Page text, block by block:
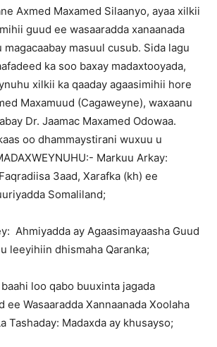
Axmed Maxamed Silaanyo, ayaa xilkii
guud ee wasaaradda xanaanada
masuul cusub. Sida lagu
ka soo baxay madaxtooyada,
xilkii ka qaaday agaasimihii hore
Maxamuud (Cagaweyne), waxaanu
Dr. Jaamac Maxamed Odowaa.
oo dhammaystirani wuxuu u
Markuu Arkay:
3aad, Xarafka (kh) ee
Somaliland;
Ahmiyadda ay Agaasimayaasha Guud
leeyihiin dhismaha Qaranka;
loo qabo buuxinta jagada
ee Wasaaradda Xannaanada Xoolaha
Tashaday: Madaxda ay khusayso;